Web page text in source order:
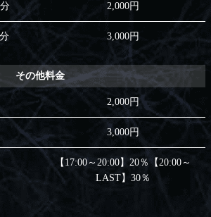
2,000円
3,000円
その他料金
2,000円
3,000円
【17:00～20:00】20％【20:00～
LAST】30％